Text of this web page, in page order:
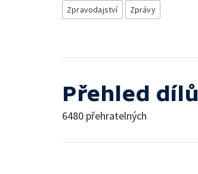
Zpravodajství Zprávy
Přehled dílů
6480 přehratelných